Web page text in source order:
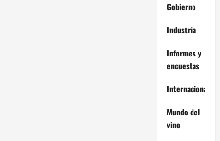
Gobierno
Industria
Informes y
encuestas
Internacional
Mundo del
vino